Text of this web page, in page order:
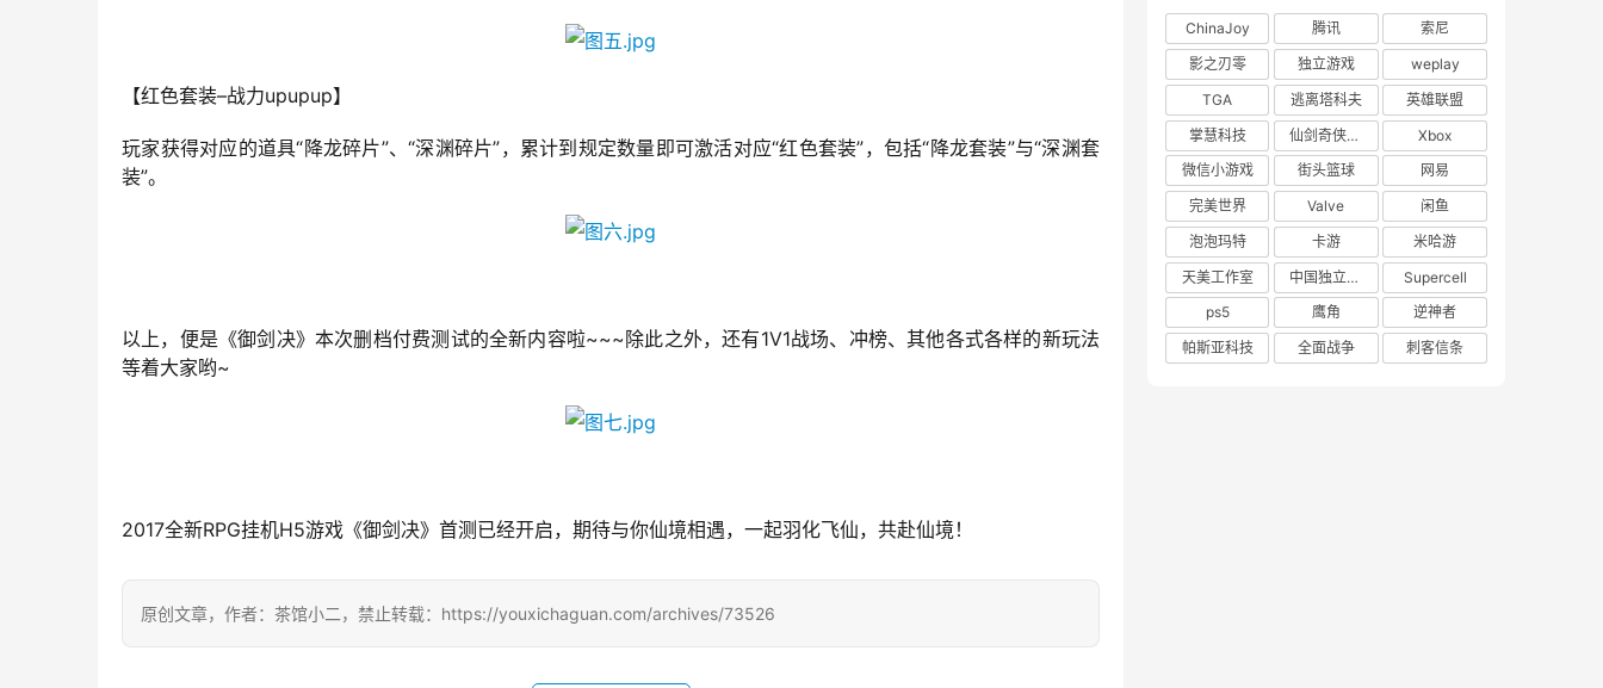
【红色套装–战力upupup】
玩家获得对应的道具“降龙碎片”、“深渊碎片”，累计到规定数量即可激活对应“红色套装”，包括“降龙套装”与“深渊套
装”。
以上，便是《御剑决》本次删档付费测试的全新内容啦~~~除此之外，还有1V1战场、冲榜、其他各式各样的新玩法
等着大家哟~
2017全新RPG挂机H5游戏《御剑决》首测已经开启，期待与你仙境相遇，一起羽化飞仙，共赴仙境！
原创文章，作者：茶馆小二，禁止转载：https://youxichaguan.com/archives/73526
ChinaJoy 腾讯
索尼
影之刃零
独立游戏
weplay
TGA
逃离塔科夫
英雄联盟
掌慧科技
仙剑奇侠传四
Xbox
微信小游戏
街头篮球
网易
完美世界
Valve
闲鱼
泡泡玛特
卡游
米哈游
天美工作室
中国独立游戏联盟
Supercell
ps5
鹰角
逆神者
帕斯亚科技
全面战争 刺客信条